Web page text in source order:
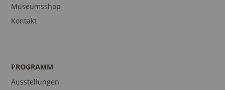
Museumsshop
Kontakt
PROGRAMM
Ausstellungen